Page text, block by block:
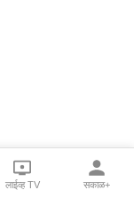
लाईव्ह TV सकाळ+